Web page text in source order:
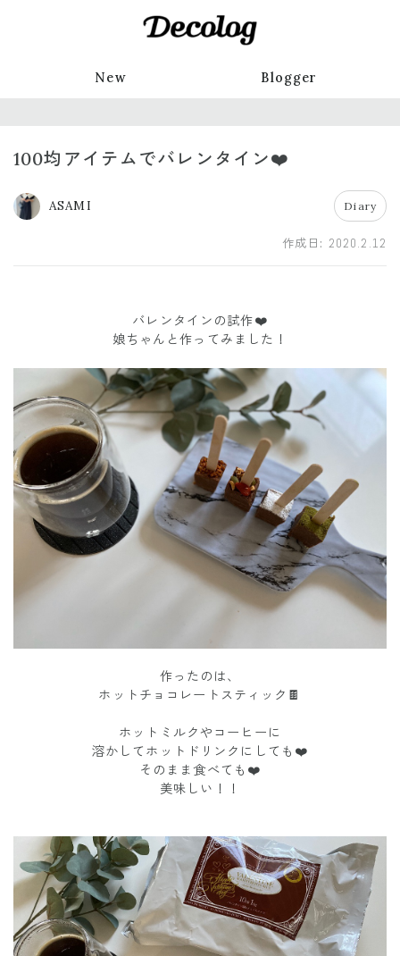
New Blogger
100均アイテムでバレンタイン❤️
ASAMI Diary
作成日: 2020.2.12
バレンタインの試作❤️
娘ちゃんと作ってみました！
作ったのは、
ホットチョコレートスティック🍫
ホットミルクやコーヒーに
溶かしてホットドリンクにしても❤️
そのまま食べても❤️
美味しい！！